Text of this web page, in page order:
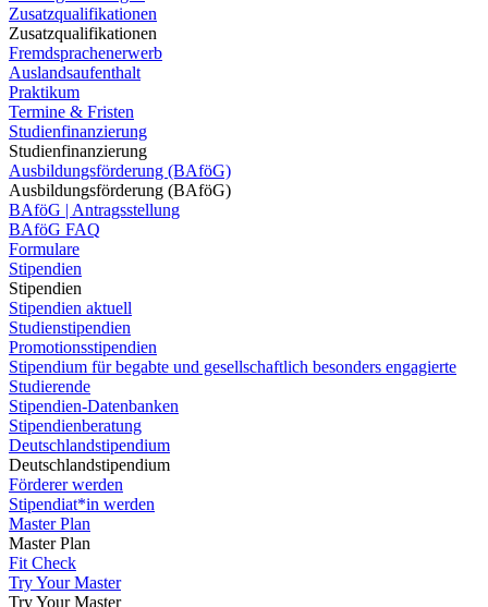
Zusatzqualifikationen
Zusatzqualifikationen
Fremdsprachenerwerb
Auslandsaufenthalt
Praktikum
Termine & Fristen
Studienfinanzierung
Studienfinanzierung
Ausbildungsförderung (BAföG)
Ausbildungsförderung (BAföG)
BAföG | Antragsstellung
BAföG FAQ
Formulare
Stipendien
Stipendien
Stipendien aktuell
Studienstipendien
Promotionsstipendien
Stipendium für begabte und gesellschaftlich besonders engagierte
Studierende
Stipendien-Datenbanken
Stipendienberatung
Deutschlandstipendium
Deutschlandstipendium
Förderer werden
Stipendiat*in werden
Master Plan
Master Plan
Fit Check
Try Your Master
Try Your Master